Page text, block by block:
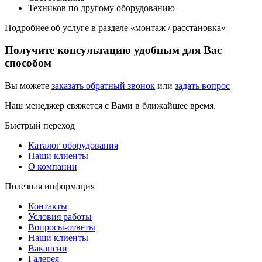
Техников по другому оборудованию
Подробнее об услуге в разделе «монтаж / расстановка»
Получите консультацию удобным для Вас
способом
Вы можете заказать обратный звонок или задать вопрос
Наш менеджер свяжется с Вами в ближайшее время.
Быстрый переход
Каталог оборудования
Наши клиенты
О компании
Полезная информация
Контакты
Условия работы
Вопросы-ответы
Наши клиенты
Вакансии
Галерея